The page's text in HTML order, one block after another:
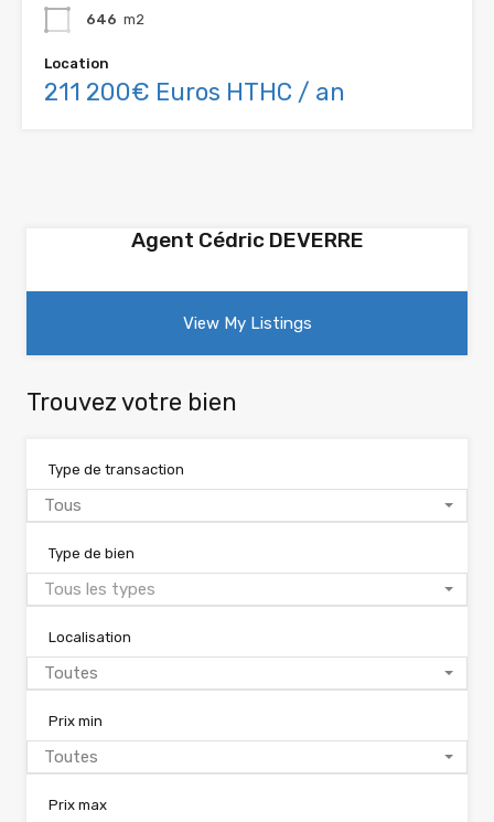
646 m2
Location
211 200€ Euros HTHC / an
Agent Cédric DEVERRE
View My Listings
Trouvez votre bien
Type de transaction
Tous
Type de bien
Tous les types
Localisation
Toutes
Prix min
Toutes
Prix max